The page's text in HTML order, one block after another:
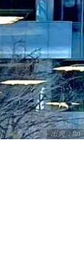
出典：ftn